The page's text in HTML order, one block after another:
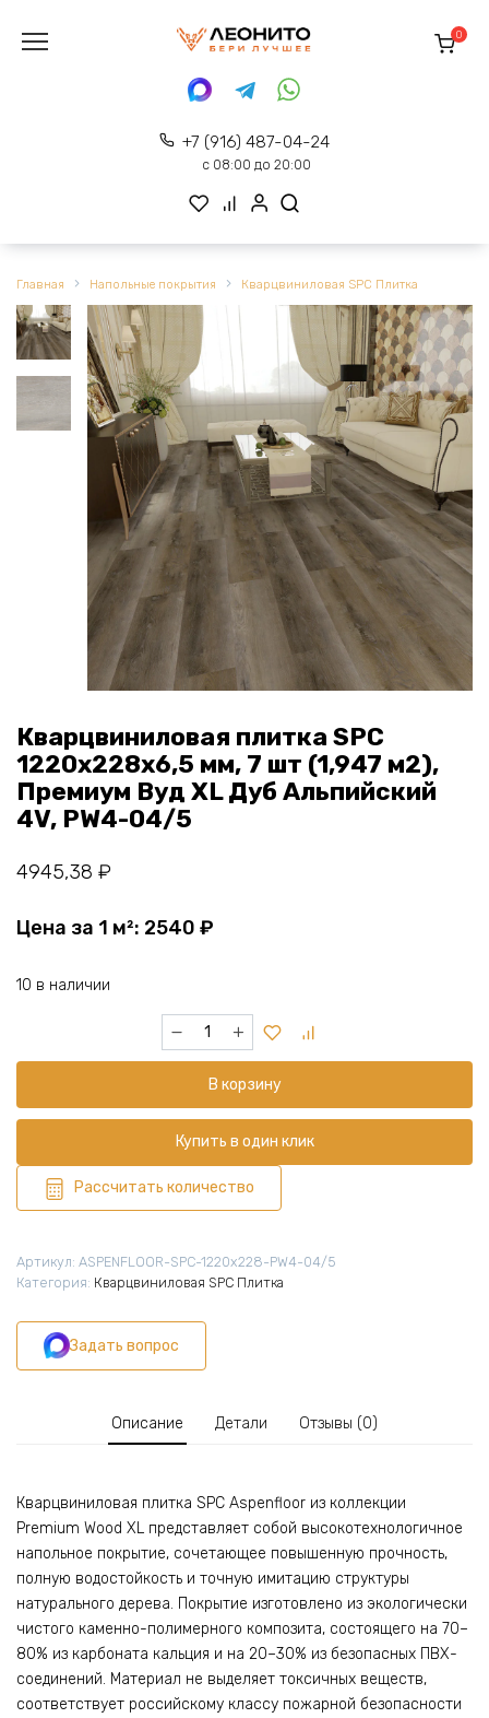
содержанию
+7 (916) 487-04-24
с 08:00 до 20:00
0
Главная Напольные покрытия Кварцвиниловая SPC Плитка
Кварцвиниловая плитка SPC
1220х228х6,5 мм, 7 шт (1,947 м2),
Премиум Вуд XL Дуб Альпийский
4V, PW4-04/5
4945,38 ₽
Цена за 1 м²: 2540 ₽
10 в наличии
Количество
товара
плитка
SPC
1220х228х6,5
мм,
7
шт
м2),
Премиум
XL
Дуб
Альпийский
В корзину
Купить в один клик
Рассчитать количество
Артикул: ASPENFLOOR-SPC-1220х228-PW4-04/5
Категория: Кварцвиниловая SPC Плитка
Задать вопрос
Описание Детали Отзывы (0)
Кварцвиниловая плитка SPC Aspenfloor из коллекции
Premium Wood XL представляет собой высокотехнологичное
напольное покрытие, сочетающее повышенную прочность,
полную водостойкость и точную имитацию структуры
натурального дерева. Покрытие изготовлено из экологически
чистого каменно-полимерного композита, состоящего на 70–
80% из карбоната кальция и на 20–30% из безопасных ПВХ-
соединений. Материал не выделяет токсичных веществ,
соответствует российскому классу пожарной безопасности